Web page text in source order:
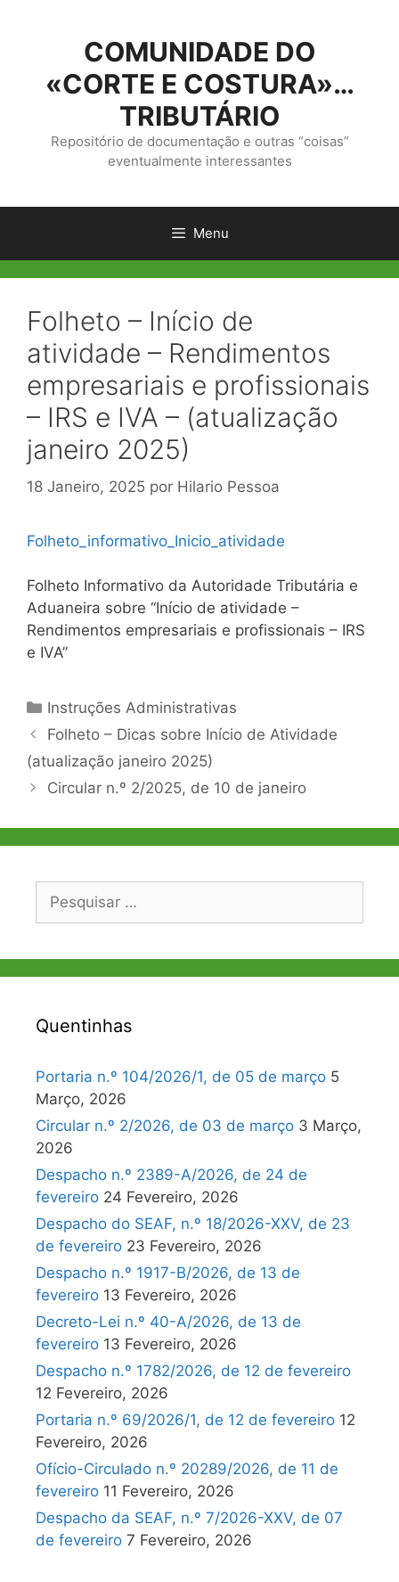
conteúdo
COMUNIDADE DO
«CORTE E COSTURA»…
TRIBUTÁRIO
Repositório de documentação e outras “coisas”
eventualmente interessantes
Menu
Folheto – Início de
atividade – Rendimentos
empresariais e profissionais
– IRS e IVA – (atualização
janeiro 2025)
18 Janeiro, 2025 por Hilario Pessoa
Folheto_informativo_Inicio_atividade
Folheto Informativo da Autoridade Tributária e
Aduaneira sobre “Início de atividade –
Rendimentos empresariais e profissionais – IRS
e IVA”
Categorias
Instruções Administrativas
Navegação
de
Folheto – Dicas sobre Início de Atividade
(atualização janeiro 2025)
Circular n.º 2/2025, de 10 de janeiro
Pesquisar
Quentinhas
Portaria n.º 104/2026/1, de 05 de março 5
Março, 2026
Circular n.º 2/2026, de 03 de março 3 Março,
2026
Despacho n.º 2389-A/2026, de 24 de
fevereiro 24 Fevereiro, 2026
Despacho do SEAF, n.º 18/2026-XXV, de 23
de fevereiro 23 Fevereiro, 2026
Despacho n.º 1917-B/2026, de 13 de
fevereiro 13 Fevereiro, 2026
Decreto-Lei n.º 40-A/2026, de 13 de
fevereiro 13 Fevereiro, 2026
Despacho n.º 1782/2026, de 12 de fevereiro
12 Fevereiro, 2026
Portaria n.º 69/2026/1, de 12 de fevereiro 12
Fevereiro, 2026
Ofício-Circulado n.º 20289/2026, de 11 de
fevereiro 11 Fevereiro, 2026
Despacho da SEAF, n.º 7/2026-XXV, de 07
de fevereiro 7 Fevereiro, 2026